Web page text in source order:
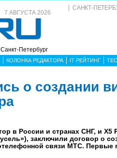
7 АВГУСТА 2026
Петербург
САНКТ-
КОЛОНКА РЕДАКТОРА IT РЕЙТИНГ
о создании
в России и странах СНГ, и X5
заключили договор о
связи МТС. Первые